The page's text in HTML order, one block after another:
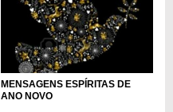
MENSAGENS ESPÍRITAS DE
ANO NOVO